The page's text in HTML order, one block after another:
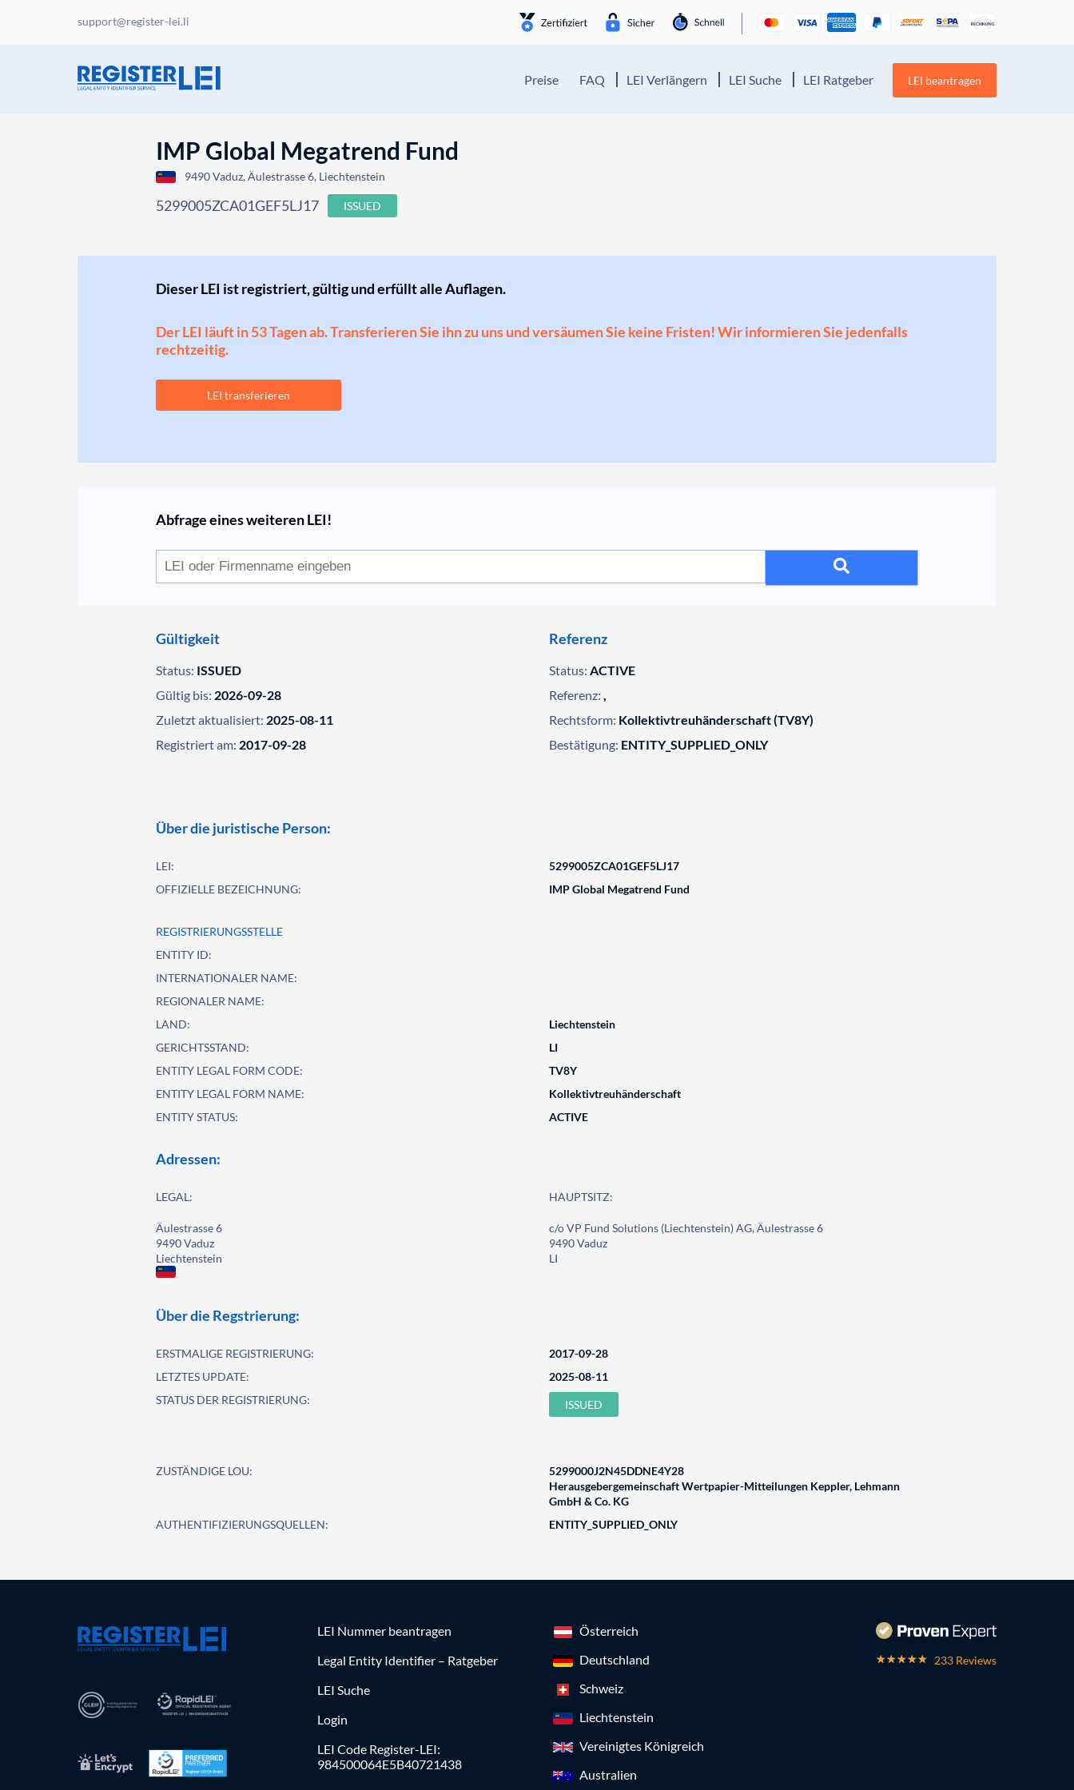
support@register-lei.li
Preise FAQ LEI Verlängern LEI Suche LEI Ratgeber LEI beantragen
IMP Global Megatrend Fund
9490 Vaduz, Äulestrasse 6, Liechtenstein
5299005ZCA01GEF5LJ17 ISSUED
Dieser LEI ist registriert, gültig und erfüllt alle Auflagen.
Der LEI läuft in 53 Tagen ab. Transferieren Sie ihn zu uns und versäumen Sie keine Fristen! Wir informieren Sie jedenfalls
rechtzeitig.
LEI transferieren
Abfrage eines weiteren LEI!
Gültigkeit
Status: ISSUED
Gültig bis: 2026-09-28
Zuletzt aktualisiert: 2025-08-11
Registriert am: 2017-09-28
Referenz
Status: ACTIVE
Referenz: ,
Rechtsform: Kollektivtreuhänderschaft (TV8Y)
Bestätigung: ENTITY_SUPPLIED_ONLY
Über die juristische Person:
LEI:
5299005ZCA01GEF5LJ17
OFFIZIELLE BEZEICHNUNG:
IMP Global Megatrend Fund
REGISTRIERUNGSSTELLE
ENTITY ID:
INTERNATIONALER NAME:
REGIONALER NAME:
LAND:
Liechtenstein
GERICHTSSTAND:
LI
ENTITY LEGAL FORM CODE:
TV8Y
ENTITY LEGAL FORM NAME:
Kollektivtreuhänderschaft
ENTITY STATUS:
ACTIVE
Adressen:
LEGAL:
Äulestrasse 6
9490 Vaduz
Liechtenstein
HAUPTSITZ:
c/o VP Fund Solutions (Liechtenstein) AG, Äulestrasse 6
9490 Vaduz
LI
Über die Regstrierung:
ERSTMALIGE REGISTRIERUNG:
2017-09-28
LETZTES UPDATE:
2025-08-11
STATUS DER REGISTRIERUNG:
ISSUED
ZUSTÄNDIGE LOU:
5299000J2N45DDNE4Y28
Herausgebergemeinschaft Wertpapier-Mitteilungen Keppler, Lehmann
GmbH & Co. KG
AUTHENTIFIZIERUNGSQUELLEN:
ENTITY_SUPPLIED_ONLY
LEI Nummer beantragen
Legal Entity Identifier – Ratgeber
LEI Suche
Login
LEI Code Register-LEI:
984500064E5B40721438
Österreich
Deutschland
Schweiz
Liechtenstein
Vereinigtes Königreich
Australien
233 Reviews